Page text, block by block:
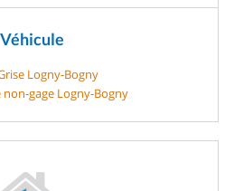
Véhicule
Logny-Bogny
gage Logny-Bogny